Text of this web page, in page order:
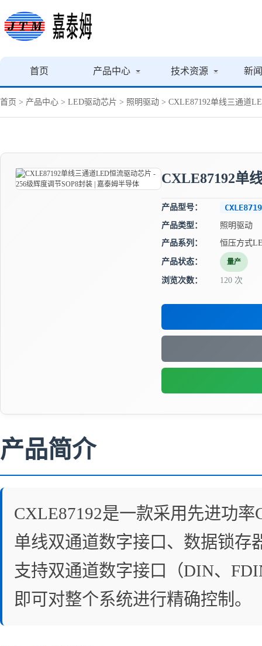
首页 产品中心 技术资源 新
首页 > 产品中心 > LED驱动芯片 > 照明驱动 > CXLE87192单线三通道
CXLE87192单
产品型号：
产品类型：
照明驱动
产品系列：
恒压方式
产品状态： 量产
浏览次数： 120 次
产品简介
CXLE87192是一款采用先进功
单线双通道数字接口、数据锁存
支持双通道数字接口（DIN、
即可对整个系统进行精确控制。